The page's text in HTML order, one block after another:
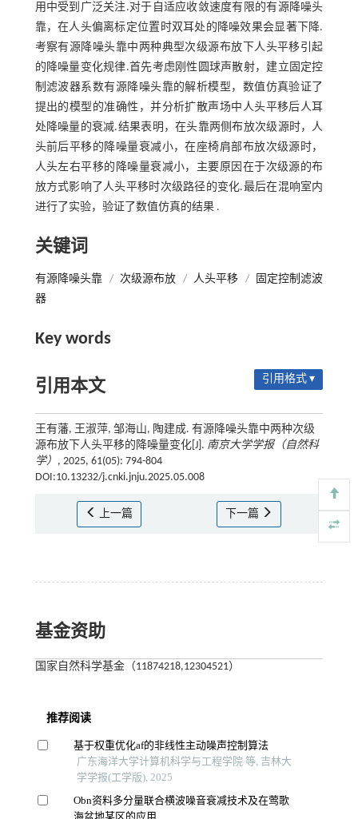
用中受到广泛关注.对于自适应收敛速度有限的有源降噪头
靠，在人头偏离标定位置时双耳处的降噪效果会显著下降.
考察有源降噪头靠中两种典型次级源布放下人头平移引起
的降噪量变化规律.首先考虑刚性圆球声散射，建立固定控
制滤波器系数有源降噪头靠的解析模型，数值仿真验证了
提出的模型的准确性，并分析扩散声场中人头平移后人耳
处降噪量的衰减.结果表明，在头靠两侧布放次级源时，人
头前后平移的降噪量衰减小，在座椅肩部布放次级源时，
人头左右平移的降噪量衰减小，主要原因在于次级源的布
放方式影响了人头平移时次级路径的变化.最后在混响室内
进行了实验，验证了数值仿真的结果 .
关键词
有源降噪头靠 / 次级源布放 / 人头平移 /
固定控制滤波
器
Key words
引用本文 引用格式 ▾
王有藩, 王淑萍, 邹海山, 陶建成. 有源降噪头靠中两种次级
源布放下人头平移的降噪量变化[J]. 南京大学学报（自然科
学） , 2025, 61(05): 794-804
DOI:10.13232/j.cnki.jnju.2025.05.008
上一篇 下一篇
基金资助
国家自然科学基金（11874218,12304521）